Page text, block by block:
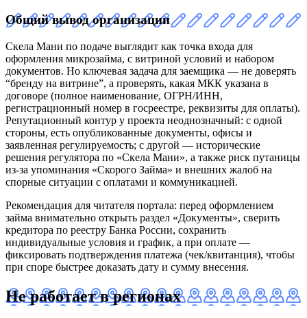
Общий вывод организации
Скела Мани по подаче выглядит как точка входа для
оформления микрозайма, с витриной условий и набором
документов. Но ключевая задача для заемщика — не доверять
“бренду на витрине”, а проверять, какая МКК указана в
договоре (полное наименование, ОГРН/ИНН,
регистрационный номер в госреестре, реквизиты для оплаты).
Репутационный контур у проекта неоднозначный: с одной
стороны, есть опубликованные документы, офисы и
заявленная регулируемость; с другой — исторические
решения регулятора по «Скела Мани», а также риск путаницы
из-за упоминания «Скорого Займа» и внешних жалоб на
спорные ситуации с оплатами и коммуникацией.
Рекомендация для читателя портала: перед оформлением
займа внимательно открыть раздел «Документы», сверить
кредитора по реестру Банка России, сохранить
индивидуальные условия и график, а при оплате —
фиксировать подтверждения платежа (чек/квитанция), чтобы
при споре быстрее доказать дату и сумму внесения.
Не работает в регионах